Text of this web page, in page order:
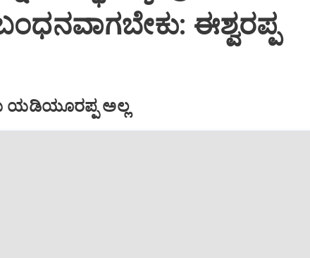
ಈಶ್ವರಪ್ಪ
ಯಡಿಯೂರಪ್ಪ ಅಲ್ಲ